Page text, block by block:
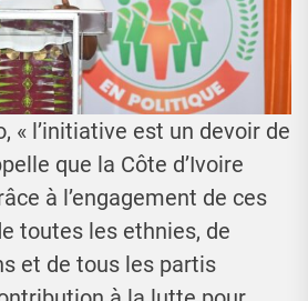
« l’initiative est un devoir de
que la Côte d’Ivoire
à l’engagement de ces
toutes les ethnies, de
et de tous les partis